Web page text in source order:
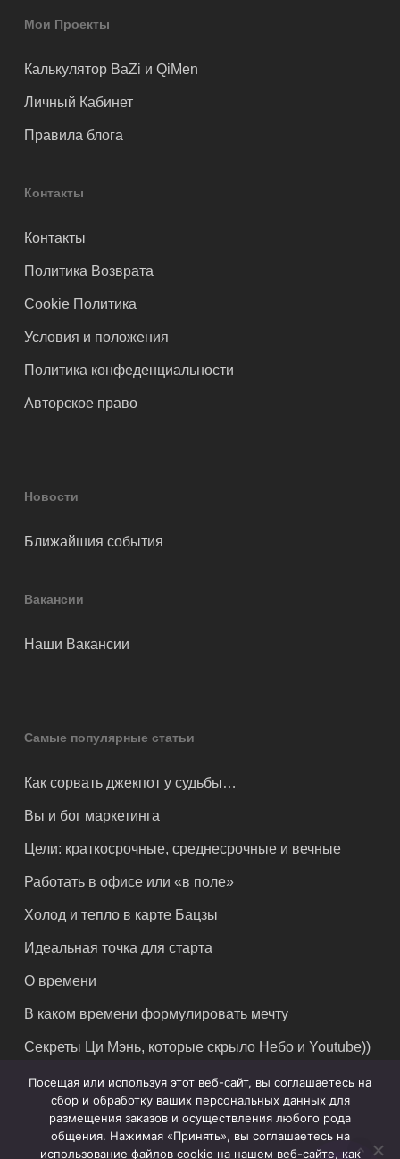
Мои Проекты
Калькулятор BaZi и QiMen
Личный Кабинет
Правила блога
Контакты
Контакты
Политика Возврата
Cookie Политика
Условия и положения
Политика конфеденциальности
Авторское право
Новости
Ближайшия события
Вакансии
Наши Вакансии
Самые популярные статьи
Как сорвать джекпот у судьбы…
Вы и бог маркетинга
Цели: краткосрочные, среднесрочные и вечные
Работать в офисе или «в поле»
Холод и тепло в карте Бацзы
Идеальная точка для старта
О времени
В каком времени формулировать мечту
Секреты Ци Мэнь, которые скрыло Небо и Youtube))
Посещая или используя этот веб-сайт, вы соглашаетесь на
сбор и обработку ваших персональных данных для
размещения заказов и осуществления любого рода
общения. Нажимая «Принять», вы соглашаетесь на
использование файлов cookie на нашем веб-сайте, как